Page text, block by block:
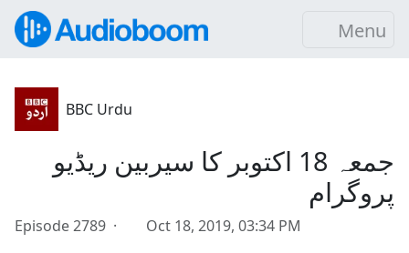
Menu
BBC Urdu
جمعہ 18 اکتوبر کا سیربین ریڈیو
پروگرام
Episode 2789 · Oct 18, 2019, 03:34 PM